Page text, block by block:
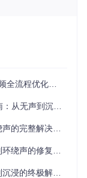
冲音频进程）
服务重启"功能
务。
会直接导致无声
程优化指南
验的全方位解决方案
完整解决方案
声的修复方案
终极解决方案